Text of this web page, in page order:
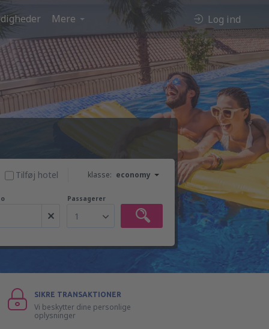
Mere Log ind
klasse: economy
Tilføj hotel
Passagerer
1
SIKRE TRANSAKTIONER
Vi beskytter dine personlige
oplysninger